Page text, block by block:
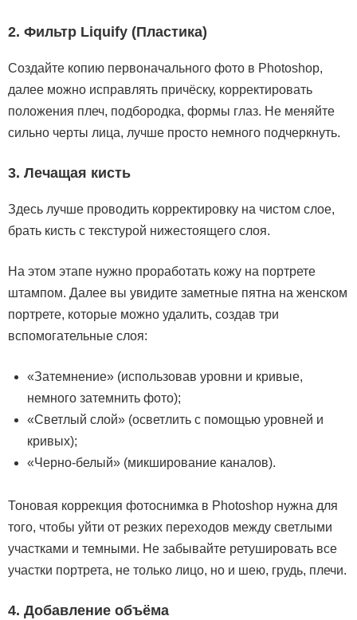
2. Фильтр Liquify (Пластика)
Создайте копию первоначального фото в Photoshop,
далее можно исправлять причёску, корректировать
положения плеч, подбородка, формы глаз. Не меняйте
сильно черты лица, лучше просто немного подчеркнуть.
3. Лечащая кисть
Здесь лучше проводить корректировку на чистом слое,
брать кисть с текстурой нижестоящего слоя.
На этом этапе нужно проработать кожу на портрете
штампом. Далее вы увидите заметные пятна на женском
портрете, которые можно удалить, создав три
вспомогательные слоя:
«Затемнение» (использовав уровни и кривые,
немного затемнить фото);
«Светлый слой» (осветлить с помощью уровней и
кривых);
«Черно-белый» (микширование каналов).
Тоновая коррекция фотоснимка в Photoshop нужна для
того, чтобы уйти от резких переходов между светлыми
участками и темными. Не забывайте ретушировать все
участки портрета, не только лицо, но и шею, грудь, плечи.
4. Добавление объёма